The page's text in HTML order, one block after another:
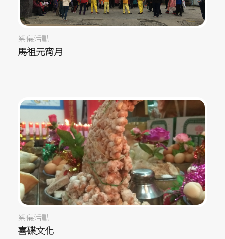
祭儀活動
馬祖元宵月
祭儀活動
喜碟文化